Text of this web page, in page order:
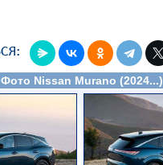
Фото Nissan Murano (2024...)